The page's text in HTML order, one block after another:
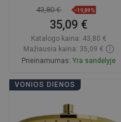
43,80 € −19,89%
35,09 €
Katalogo kaina: 43,80 €
Mažiausia kaina: 35,09 €
Prieinamumas: Yra sandėlyje
Į krepšelį
VONIOS DIENOS